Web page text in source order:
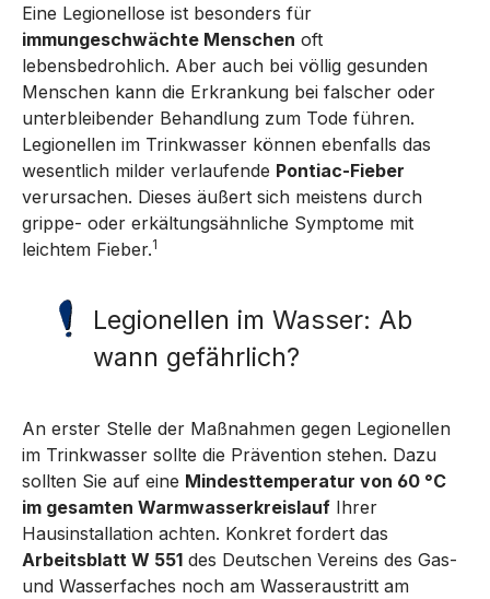
Eine Legionellose ist besonders für
immungeschwächte Menschen oft
lebensbedrohlich. Aber auch bei völlig gesunden
Menschen kann die Erkrankung bei falscher oder
unterbleibender Behandlung zum Tode führen.
Legionellen im Trinkwasser können ebenfalls das
wesentlich milder verlaufende Pontiac-Fieber
verursachen. Dieses äußert sich meistens durch
grippe- oder erkältungsähnliche Symptome mit
leichtem Fieber.1
Legionellen im Wasser: Ab
wann gefährlich?
An erster Stelle der Maßnahmen gegen Legionellen
im Trinkwasser sollte die Prävention stehen. Dazu
sollten Sie auf eine Mindesttemperatur von 60 °C
im gesamten Warmwasserkreislauf Ihrer
Hausinstallation achten. Konkret fordert das
Arbeitsblatt W 551 des Deutschen Vereins des Gas-
und Wasserfaches noch am Wasseraustritt am